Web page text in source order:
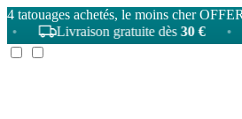
4 tatouages achetés, le moins cher
Livraison gratuite dès30 € •